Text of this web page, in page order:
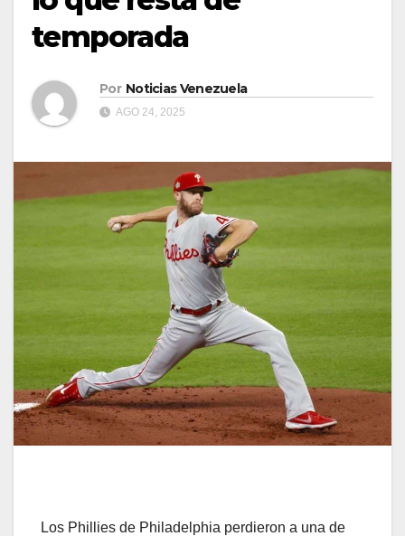
temporada
Por Noticias Venezuela
AGO 24, 2025
Los Phillies de Philadelphia perdieron a una de